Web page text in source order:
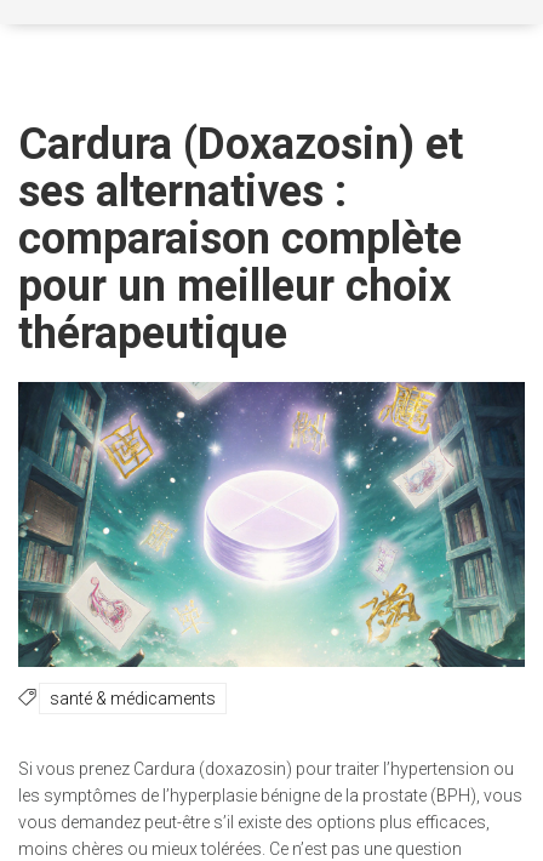
Cardura (Doxazosin) et
ses alternatives :
comparaison complète
pour un meilleur choix
thérapeutique
santé & médicaments
Si vous prenez Cardura (doxazosin) pour traiter l’hypertension ou
les symptômes de l’hyperplasie bénigne de la prostate (BPH), vous
vous demandez peut-être s’il existe des options plus efficaces,
moins chères ou mieux tolérées. Ce n’est pas une question